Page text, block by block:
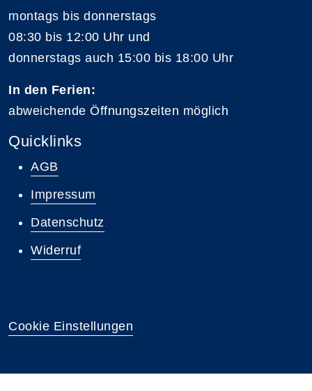
montags bis donnerstags
08:30 bis 12:00 Uhr und
donnerstags auch 15:00 bis 18:00 Uhr
In den Ferien:
abweichende Öffnungszeiten möglich
Quicklinks
AGB
Impressum
Datenschutz
Widerruf
Cookie Einstellungen